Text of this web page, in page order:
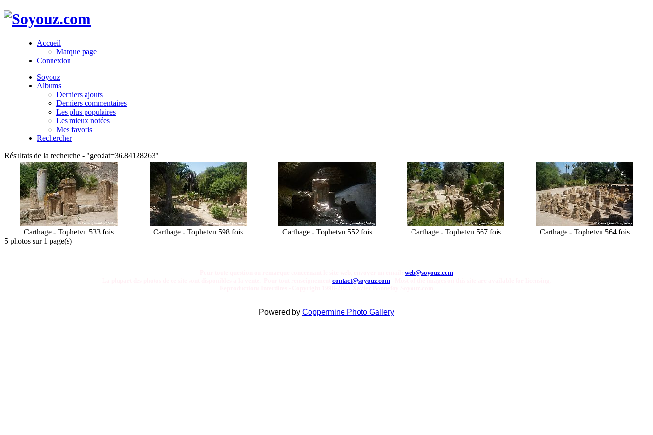
Accueil
Marque page
Connexion
Soyouz
Albums
Derniers ajouts
Derniers commentaires
Les plus populaires
Les mieux notées
Mes favoris
Rechercher
Résultats de la recherche - "geo:lat=36.84128263"
Carthage - Tophetvu 533 fois Carthage - Tophetvu 598 fois Carthage - Tophetvu 552 fois Carthage - Tophetvu 567 fois Carthage - Tophetvu 564 fois
5 photos sur 1 page(s)
web@soyouz.com
contact@soyouz.com
Powered by Coppermine Photo Gallery